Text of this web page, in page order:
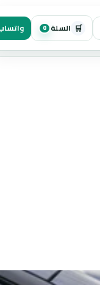
🛒 السلة 0